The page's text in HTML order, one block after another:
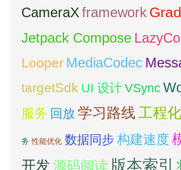
CameraXframework
Jetpack Compose
Looper MediaCodec
targetSdk UI 设计 VSync
服务 回放 学习路线 工程化
务 性能优化 数据同步 构建速度
开发 源码阅读 版本索引